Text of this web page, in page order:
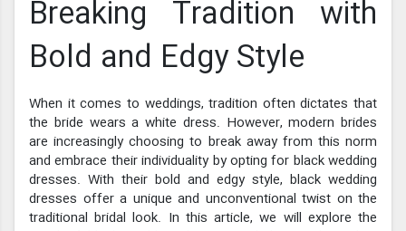
Breaking Tradition with
Bold and Edgy Style
When it comes to weddings, tradition often dictates that
the bride wears a white dress. However, modern brides
are increasingly choosing to break away from this norm
and embrace their individuality by opting for black wedding
dresses. With their bold and edgy style, black wedding
dresses offer a unique and unconventional twist on the
traditional bridal look. In this article, we will explore the